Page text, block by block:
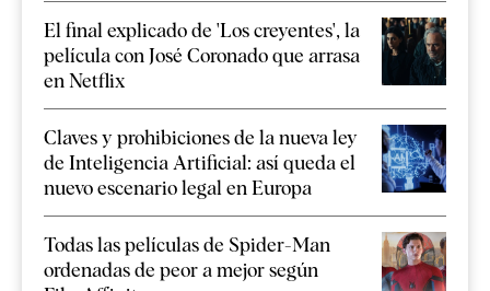
El final explicado de 'Los creyentes', la
película con José Coronado que arrasa
en Netflix
Claves y prohibiciones de la nueva ley
de Inteligencia Artificial: así queda el
nuevo escenario legal en Europa
Todas las películas de Spider-Man
ordenadas de peor a mejor según